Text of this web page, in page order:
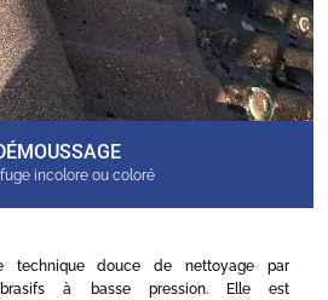
incolore ou coloré
technique douce de nettoyage par
à basse pression. Elle est